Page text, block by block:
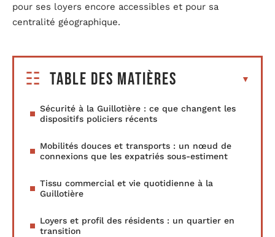
pour ses loyers encore accessibles et pour sa
centralité géographique.
Table des matières
Sécurité à la Guillotière : ce que changent les
dispositifs policiers récents
Mobilités douces et transports : un nœud de
connexions que les expatriés sous-estiment
Tissu commercial et vie quotidienne à la
Guillotière
Loyers et profil des résidents : un quartier en
transition